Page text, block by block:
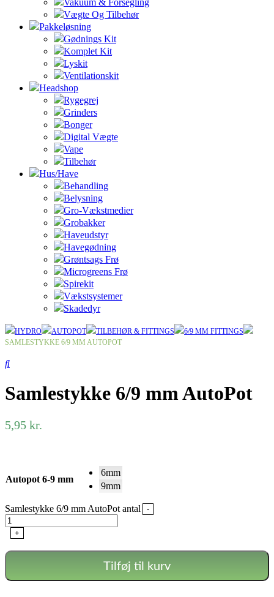
Vakuum & Forsegling
Vægte Og Tilbehør
Pakkeløsning
Gødnings Kit
Komplet Kit
Lyskit
Ventilationskit
Headshop
Rygegrej
Grinders
Bonger
Digital Vægte
Vape
Tilbehør
Hus/Have
Behandling
Belysning
Gro-Vækstmedier
Grobakker
Haveudstyr
Havegødning
Grøntsags Frø
Microgreens Frø
Spirekit
Vækstsystemer
Skadedyr
HYDRO AUTOPOT TILBEHØR & FITTINGS
6/9 MM FITTINGS
SAMLESTYKKE 6/9 MM AUTOPOT
Samlestykke 6/9 mm AutoPot
5,95 kr.
Autopot 6-9 mm
6mm
9mm
Samlestykke 6/9 mm AutoPot antal -
+
Tilføj til kurv